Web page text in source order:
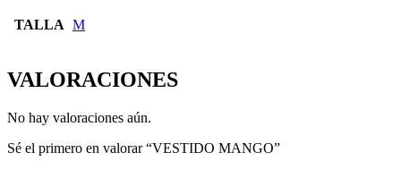
TALLA M
VALORACIONES
No hay valoraciones aún.
Sé el primero en valorar “VESTIDO MANGO”